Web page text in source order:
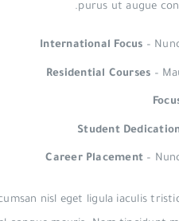
purus ut augue
International Focus –
Residential Courses –
Student
Career Placement –
nisl eget ligula iaculis